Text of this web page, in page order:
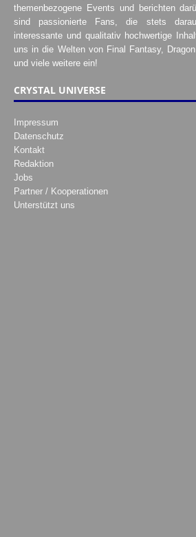
themenbezogene Events und berichten
sind passionierte Fans, die stets
interessante und qualitativ hochwertige
uns in die Welten von Final Fantasy,
und viele weitere ein!
CRYSTAL UNIVERSE
Impressum
Datenschutz
Kontakt
Redaktion
Jobs
Partner / Kooperationen
Unterstützt uns